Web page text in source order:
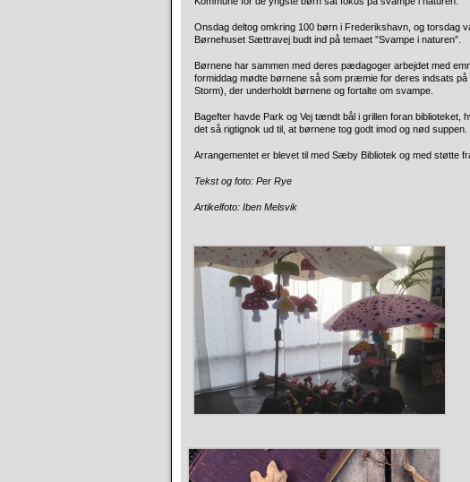
Onsdag deltog omkring 100 børn i Frederikshavn, og torsdag
Børnehuset Sættravej budt ind på temaet ”Svampe i naturen”.
Børnene har sammen med deres pædagoger arbejdet med
formiddag mødte børnene så som præmie for deres indsats
Storm), der underholdt børnene og fortalte om svampe.
Bagefter havde Park og Vej tændt bål i grillen foran
det så rigtignok ud til, at børnene tog godt imod og nød suppen.
Arrangementet er blevet til med Sæby Bibliotek og med støtte
Tekst og foto: Per Rye
Artikelfoto: Iben Melsvik